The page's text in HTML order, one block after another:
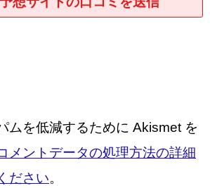
ムを低減するために Akismet を
メントデータの処理方法の詳細
ださい。